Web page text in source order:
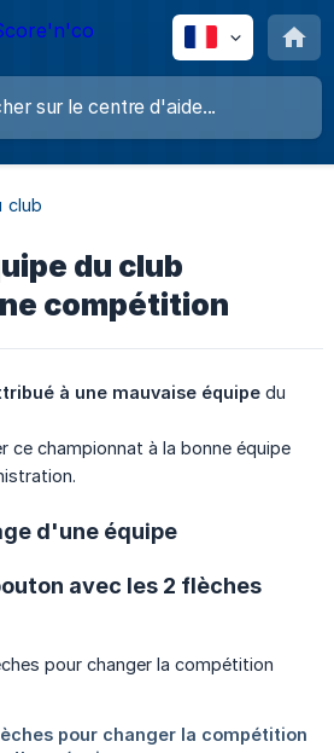
club
du club
compétition
à une mauvaise équipe du
ce championnat à la bonne équipe
d'une équipe
avec les 2 flèches